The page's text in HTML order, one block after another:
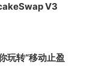
V3
玩转“移动止盈